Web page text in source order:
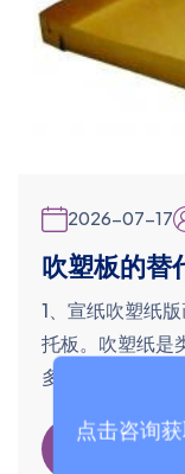
2026-07-17
吹塑板的
1、宣纸吹塑纸
托板。吹塑纸是
多为...
阅读更多
点击咨询